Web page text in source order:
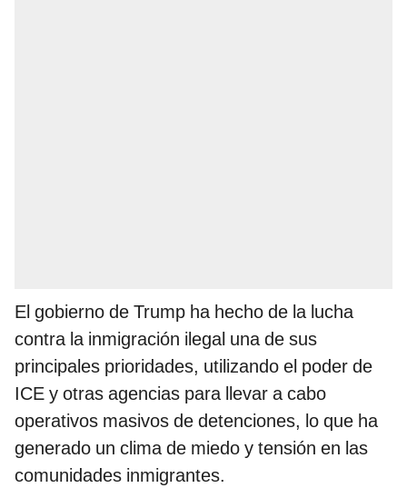
El gobierno de Trump ha hecho de la lucha
contra la inmigración ilegal una de sus
principales prioridades, utilizando el poder de
ICE y otras agencias para llevar a cabo
operativos masivos de detenciones, lo que ha
generado un clima de miedo y tensión en las
comunidades inmigrantes.